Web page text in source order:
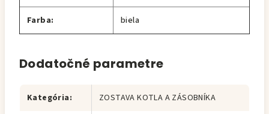
Farba: biela
Dodatočné parametre
Kategória: ZOSTAVA KOTLA A ZÁSOBNÍKA